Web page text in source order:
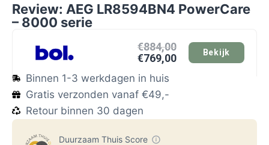
Review: AEG LR8594BN4 PowerCare
– 8000 serie
€884,00
€769,00
Bekijk
Binnen 1-3 werkdagen in huis
Gratis verzonden vanaf €49,-
Retour binnen 30 dagen
Duurzaam Thuis Score